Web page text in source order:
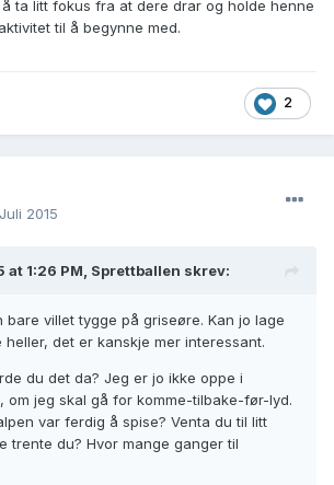
ta litt fokus fra at dere drar og holde henne
til å begynne med.
2
2015
at 1:26 PM, Sprettballen skrev:
bare villet tygge på griseøre. Kan jo lage
det er kanskje mer interessant.
du det da? Jeg er jo ikke oppe i
om jeg skal gå for komme-tilbake-før-lyd.
var ferdig å spise? Venta du til litt
trente du? Hvor mange ganger til